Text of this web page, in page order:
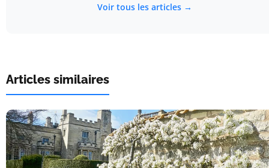
Voir tous les articles →
Articles similaires